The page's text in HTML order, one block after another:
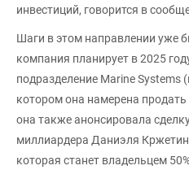
инвестиций, говорится в
Шаги в этом направлении уже
компания планирует в 2025
подразделение Marine Systems
котором она намерена
она также анонсировала
миллиардера Даниэля
которая станет владельцем